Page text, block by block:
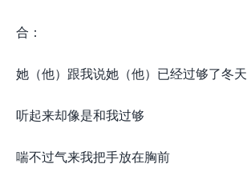
合：
她（他）跟我说她（他）已经过够了冬天
听起来却像是和我过够
喘不过气来我把手放在胸前